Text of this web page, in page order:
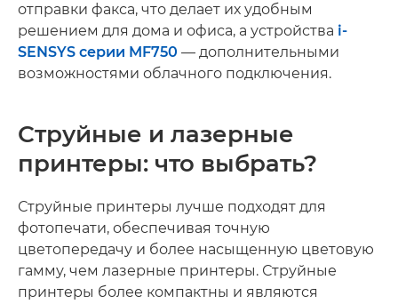
отправки факса, что делает их удобным
решением для дома и офиса, а устройства i-
SENSYS серии MF750 — дополнительными
возможностями облачного подключения.
Струйные и лазерные
принтеры: что выбрать?
Струйные принтеры лучше подходят для
фотопечати, обеспечивая точную
цветопередачу и более насыщенную цветовую
гамму, чем лазерные принтеры. Струйные
принтеры более компактны и являются